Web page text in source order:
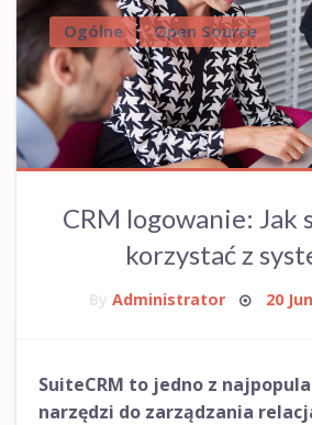
Ogólne Open Source
CRM logowanie: Jak
korzystać z
Administrator 20
SuiteCRM to jedno z
narzędzi do zarządzania